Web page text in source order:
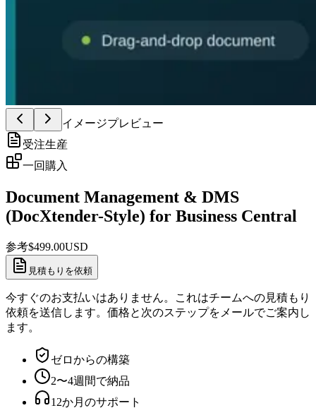
イメージプレビュー
受注生産
一回購入
Document Management & DMS
(DocXtender-Style) for Business Central
参考$499.00USD
見積もりを依頼
今すぐのお支払いはありません。これはチームへの見積もり
依頼を送信します。価格と次のステップをメールでご案内し
ます。
ゼロからの構築
2〜4週間で納品
12か月のサポート